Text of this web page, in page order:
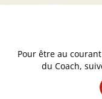
Pour être au
du Coach,